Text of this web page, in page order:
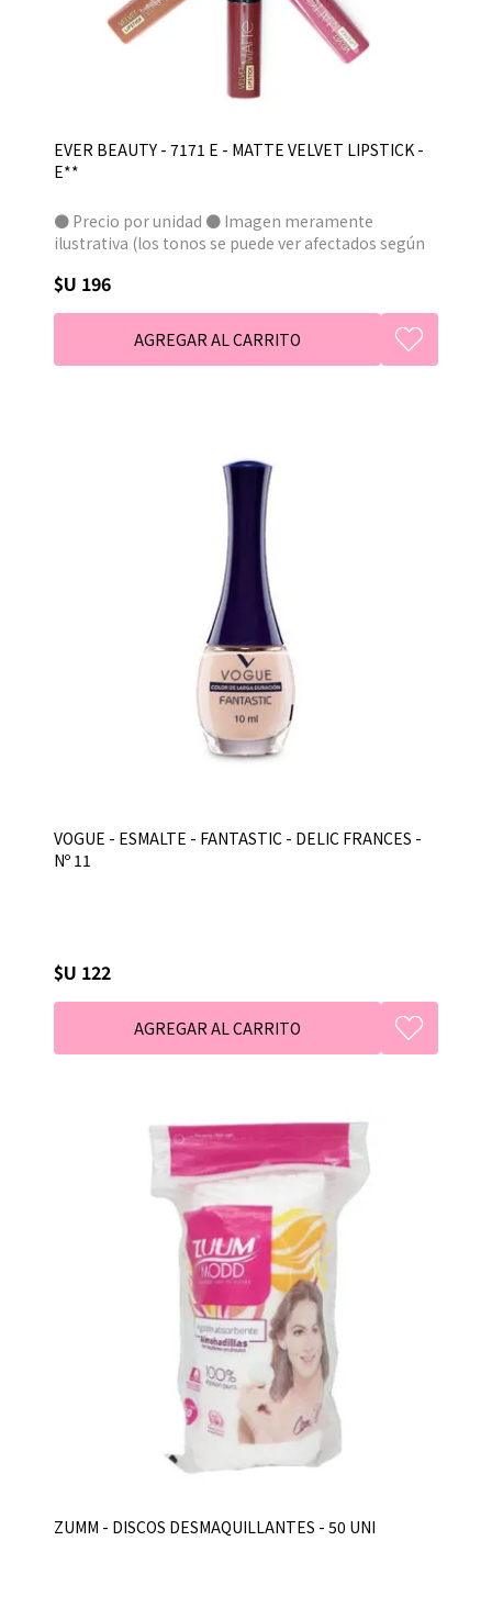
EVER BEAUTY - 7171 E - MATTE VELVET LIPSTICK -
E**
● Precio por unidad ● Imagen meramente
ilustrativa (los tonos se puede ver afectados según
antes de realizar su compra (aguarde respuesta), en
caso de no hacerlo y no estar disponible su tono, se
enviará el mas proximo disponible
$U 196
VOGUE - ESMALTE - FANTASTIC - DELIC FRANCES -
Nº 11
$U 122
ZUMM - DISCOS DESMAQUILLANTES - 50 UNI